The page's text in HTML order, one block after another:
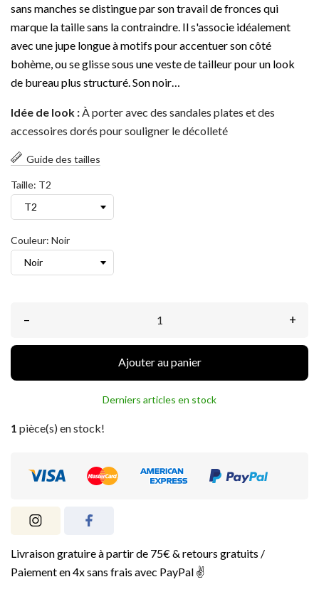
sans manches se distingue par son travail de fronces qui
marque la taille sans la contraindre. Il s'associe idéalement
avec une jupe longue à motifs pour accentuer son côté
bohème, ou se glisse sous une veste de tailleur pour un look
de bureau plus structuré. Son noir…
Idée de look : À porter avec des sandales plates et des
accessoires dorés pour souligner le décolleté
Guide des tailles
Taille: T2
Couleur: Noir
– +
Ajouter au panier
Derniers articles en stock
1 pièce(s) en stock!
Livraison gratuire à partir de 75€ & retours gratuits /
Paiement en 4x sans frais avec PayPal ✌️